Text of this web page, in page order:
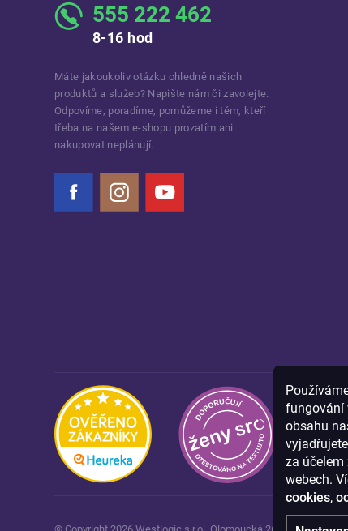
fungování
obsahu
za
webech.
cookies,
555 222 462
8-16 hod
Máte jakoukoliv otázku ohledně našich
produktů a služeb? Napište nám či zavolejte.
Odpovíme, poradíme, pomůžeme i těm, kteří
třeba na našem e-shopu prozatím ani
nakupovat neplánují.
Instagram
© Copyright 2026 Westlogic s.r.o., Olomoucká 267/29, Opava,